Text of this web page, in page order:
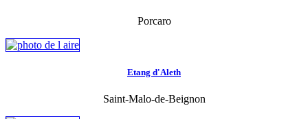
Porcaro
Etang d'Aleth
Saint-Malo-de-Beignon